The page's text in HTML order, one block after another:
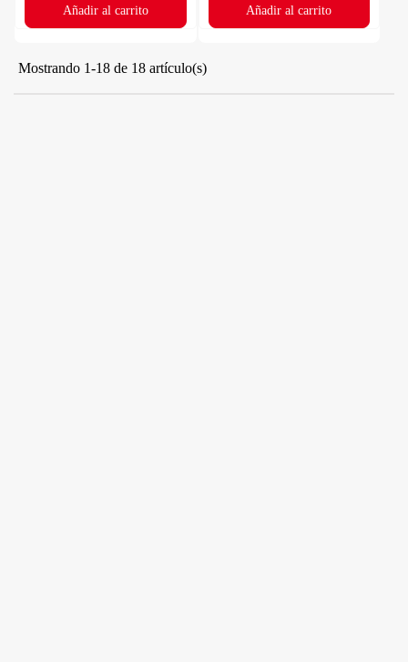
Añadir al carrito Añadir al carrito
Mostrando 1-18 de 18 artículo(s)